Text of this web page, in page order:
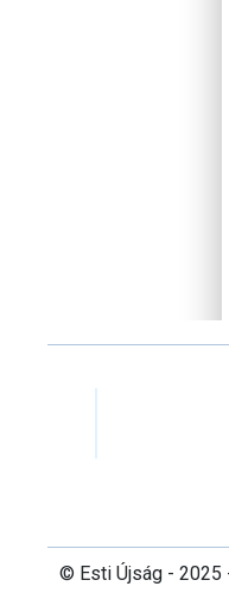
© Esti Újság - 2025